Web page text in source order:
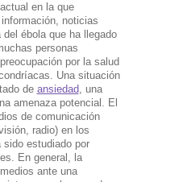
en la que
noticias
ébola que ha llegado
personas
por la salud
Una situación
de ansiedad, una
amenaza potencial. El
de comunicación
radio) en los
estudiado por
En general, la
ante una